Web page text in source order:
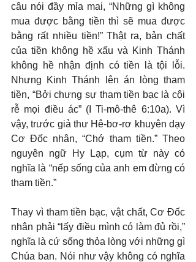
câu nói đầy mỉa mai, “Những gì không
mua được bằng tiền thì sẽ mua được
bằng rất nhiều tiền!” Thật ra, bản chất
của tiền không hề xấu và Kinh Thánh
không hề nhận định có tiền là tội lỗi.
Nhưng Kinh Thánh lên án lòng tham
tiền, “Bởi chưng sự tham tiền bạc là cội
rễ mọi điều ác” (I Ti-mô-thê 6:10a). Vì
vậy, trước giả thư Hê-bơ-rơ khuyên dạy
Cơ Đốc nhân, “Chớ tham tiền.” Theo
nguyên ngữ Hy Lạp, cụm từ này có
nghĩa là “nếp sống của anh em đừng có
tham tiền.”
Thay vì tham tiền bạc, vật chất, Cơ Đốc
nhân phải “lấy điều mình có làm đủ rồi,”
nghĩa là cứ sống thỏa lòng với những gì
Chúa ban. Nói như vậy không có nghĩa